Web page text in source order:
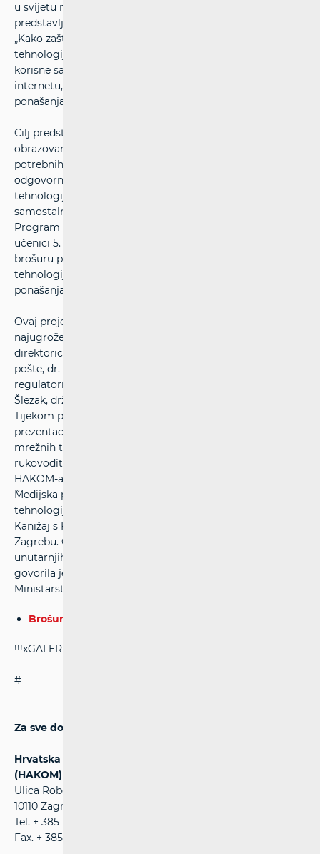
u svijetu mrežnih tehnologija. Tom prigodom
predstavljena je prva brošura iz programa pod naslovom
„Kako zaštititi dijete u svijetu Interneta, mrežnih
tehnologija i mobilnih telefona“. Brošura sadrži praktične i
korisne savjete vezano uz opasnosti i sigurnost na
internetu, zaštitu privatnosti i osobnih podataka, način
ponašanja i uporabe društvenih mreža.
Cilj predstavljenog programa je pomoći sustavnom
obrazovanju djece osnovnoškolskog uzrasta, kao i davanju
potrebnih informacija njihovim roditeljima o
odgovornom ponašanju prilikom uporabe mrežnih
tehnologija, u trenutku kada se djeca njima počinju
samostalno koristiti bez stalnoga nadzora odraslih.
Program će se provoditi na način da će svake godine svi
učenici 5. razreda u Republici Hrvatskoj dobiti posebnu
brošuru prilagođenu trenutnom stupnju razvoja mrežnih
tehnologija, o sigurnosti na internetu, pravilima
ponašanja i prevenciji
Ovaj projekt usmjeren najmlađoj, a ujedno i
najugroženijoj populaciji pozdravili su Jo Kempen, izvršna
direktorica korporativnih komunikacija HP-Hrvatske
pošte, dr. sc. Dražen Lučić, predsjednik Vijeća Hrvatske
regulatorne agencije za mrežne djelatnosti i mr. sc. Hrvoje
Šlezak, državni tajnik Ministarstva znanosti i obrazovanja.
Tijekom predstavljanja projekta održane su i tri
prezentacije pa je tako o zaštiti djece u svijetu interneta,
mrežnih tehnologija i mobilnih telefona govorio
rukovoditelj Odjela informiranja i zaštite korisnika
HAKOM-a Ivo Majerski, dipl. ing., a izlaganje na temu
˝Medijska pismenost i djeca u svijetu interneta, mrežnih
tehnologija i mobilnih telefona˝ održao je doc. dr. sc. Igor
Kanižaj s Fakulteta političkih znanosti Sveučilišta u
Zagrebu. O preventivnim aktivnostima Ministarstva
unutarnjih poslova u području zaštite na internetu
govorila je Ivana Modrić Zelić iz Službe prevencije
Ministarstva unutarnjih poslova.
Brošura.pdf
!!!xGALERIJAx!!!
#
Za sve dodatne informacije molimo kontaktirajte:
Hrvatska regulatorna agencija za mrežne djelatnosti
(HAKOM)
Ulica Roberta Frangeša Mihanovića 9
10110 Zagreb
Tel. + 385 (0)1 700 70 07
Fax. + 385 (0)1 700 70 70